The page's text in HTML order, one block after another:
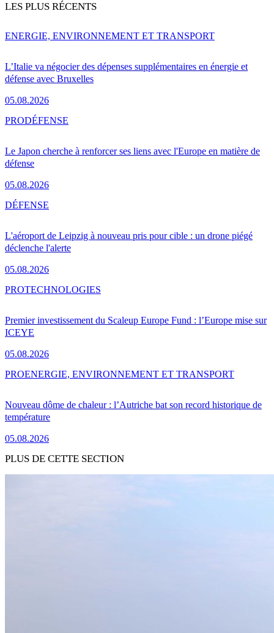
LES PLUS RÉCENTS
L’Italie va négocier des dépenses supplémentaires en énergie et
défense avec Bruxelles
05.08.2026
ENERGIE, ENVIRONNEMENT ET TRANSPORT
Le Japon cherche à renforcer ses liens avec l'Europe en matière de
défense
05.08.2026
PRODÉFENSE
L'aéroport de Leipzig à nouveau pris pour cible : un drone piégé
déclenche l'alerte
05.08.2026
DÉFENSE
Premier investissement du Scaleup Europe Fund : l’Europe mise sur
ICEYE
05.08.2026
PROTECHNOLOGIES
Nouveau dôme de chaleur : l’Autriche bat son record historique de
température
05.08.2026
PROENERGIE, ENVIRONNEMENT ET TRANSPORT
PLUS DE CETTE SECTION